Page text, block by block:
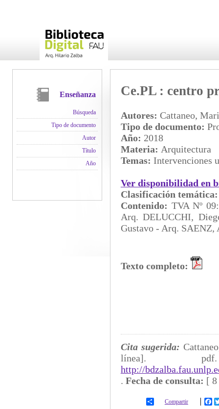
Enseñanza
Búsqueda
Tipo de documento
Autor
Título
Año
Ce.PL : centro
Autores: Cattaneo,
Tipo de documento:
Año: 2018
Materia: Arquitectura
Temas: Intervenciones
Ver disponibilidad en
Clasificación
Contenido: TVA Nº
Arq. DELUCCHI,
Gustavo - Arq. SAENZ,
Texto completo:
Cita sugerida:
http://
. Fecha de consulta: [ 8
Compartir